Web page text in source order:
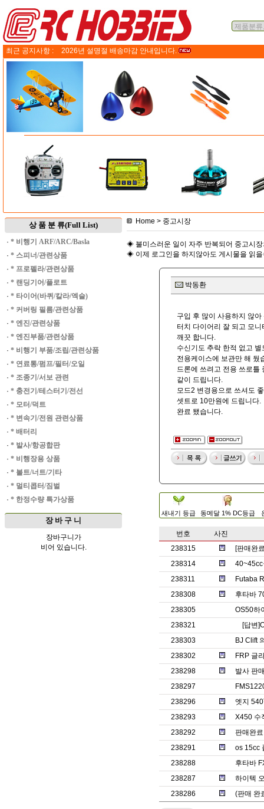
최근 공지사항 : 2026년 설명절 배송마감 안내입니다.
상 품 분 류(Full List)
· * 비행기 ARF/ARC/Basla
· * 스피너/관련상품
· * 프로펠라/관련상품
· * 랜딩기어/플로트
· * 타이어(바퀴/칼라/엑슬)
· * 커버링 필름/관련상품
· * 엔진/관련상품
· * 엔진부품/관련상품
· * 비행기 부품/조립/관련상품
· * 연료통/펌프/필터/오일
· * 조종기/서보 관련
· * 충전기/테스터기/전선
· * 모터/덕트
· * 변속기/전원 관련상품
· * 배터리
· * 발사/항공합판
· * 비행장용 상품
· * 볼트/너트/기타
· * 멀티콥터/짐벌
· * 한정수량 특가상품
장 바 구 니
장바구니가
비어 있습니다.
Home > 중고시장
◈ 불미스러운 일이 자주 반복되어 중고시
◈ 이제 로그인을 하지않아도 게시물을 읽
박동환
구입 후 많이 사용하지 않
터치 다이어리 잘 되고 모
깨끗 합니다.
수신기도 추락 한적 없고
전용케이스에 보관만 해 뒀
드론에 쓰려고 전용 쓰로틀
같이 드립니다.
모드2 변경용으로 쓰셔도
셋트로 10만원에 드립니다.
완료 됐습니다.
새내기 등급 동메달 1% DC등급
번호
사진
238315
[판매완
238314
40~45cc
238311
Futaba
238308
후타바
238305
OS50하
238321
[답변
238303
BJ Clift
238302
FRP 글
238298
발사 판
238297
238296
엣지
238293
X450 수
238292
판매완
238291
os 15cc
238288
후타바
238287
하이텍
238286
(판매 완